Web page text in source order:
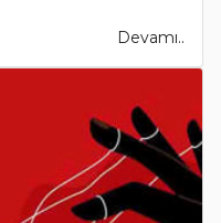
Devamı..